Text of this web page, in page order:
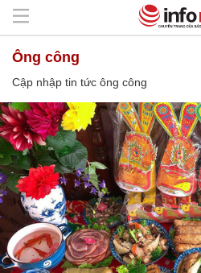
ông công
Cập nhập tin tức ông công